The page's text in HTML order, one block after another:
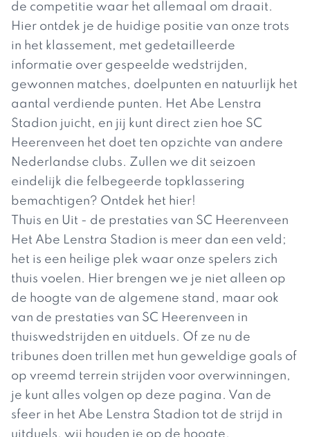
de competitie waar het allemaal om draait.
Hier ontdek je de huidige positie van onze trots
in het klassement, met gedetailleerde
informatie over gespeelde wedstrijden,
gewonnen matches, doelpunten en natuurlijk het
aantal verdiende punten. Het Abe Lenstra
Stadion juicht, en jij kunt direct zien hoe SC
Heerenveen het doet ten opzichte van andere
Nederlandse clubs. Zullen we dit seizoen
eindelijk die felbegeerde topklassering
bemachtigen? Ontdek het hier!
Thuis en Uit - de prestaties van SC Heerenveen
Het Abe Lenstra Stadion is meer dan een veld;
het is een heilige plek waar onze spelers zich
thuis voelen. Hier brengen we je niet alleen op
de hoogte van de algemene stand, maar ook
van de prestaties van SC Heerenveen in
thuiswedstrijden en uitduels. Of ze nu de
tribunes doen trillen met hun geweldige goals of
op vreemd terrein strijden voor overwinningen,
je kunt alles volgen op deze pagina. Van de
sfeer in het Abe Lenstra Stadion tot de strijd in
uitduels, wij houden je op de hoogte.